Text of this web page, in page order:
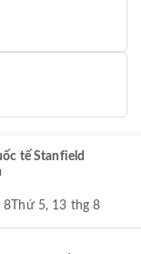
tế Stanfield
8 Thứ 5, 13 thg 8